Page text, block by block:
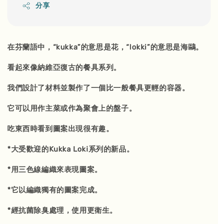
分享
在芬蘭語中，“kukka”的意思是花，“lokki”的意思是海鷗。
看起來像納維亞復古的餐具系列。
我們設計了材料並製作了一個比一般餐具更輕的容器。
它可以用作主菜或作為聚會上的盤子。
吃東西時看到圖案出現很有趣。
*大受歡迎的Kukka Loki系列的新品。
*用三色線編織來表現圖案。
*它以編織獨有的圖案完成。
*經抗菌除臭處理，使用更衛生。